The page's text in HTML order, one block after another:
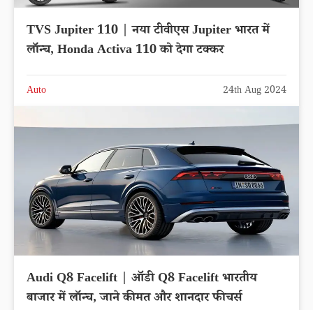
TVS Jupiter 110 | नया टीवीएस Jupiter भारत में
लॉन्च, Honda Activa 110 को देगा टक्कर
Auto 24th Aug 2024
Audi Q8 Facelift | ऑडी Q8 Facelift भारतीय
बाजार में लॉन्च, जाने कीमत और शानदार फीचर्स